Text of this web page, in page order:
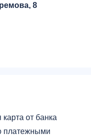
8
от банка
платежными